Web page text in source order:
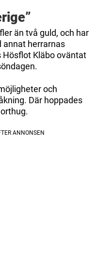
än två guld, och har
annat herrarnas
Hösflot Kläbo oväntat
och
Där hoppades